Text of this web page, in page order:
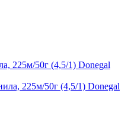
225м/50г (4,5/1) Donegal